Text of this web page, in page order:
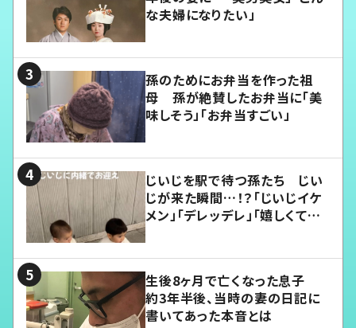
な夫婦になりたい」
孫のためにお弁当を作った祖
母 孫が絶賛したお弁当に「美
味しそう」「お弁当すごい」
じいじを駅で待つ孫たち じい
じが来た瞬間…！？「じいじイケ
メン」「デレッデレ」「嬉しくて可
生後8ヶ月で亡くなった息子
約3年半後、当時の妻の日記に
書いてあった本音とは